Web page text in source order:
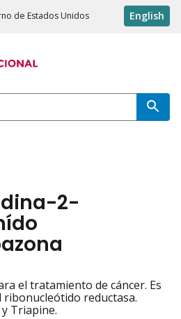
de Estados Unidos English
2-
el tratamiento de cáncer. Es
reductasa.
Triapine.